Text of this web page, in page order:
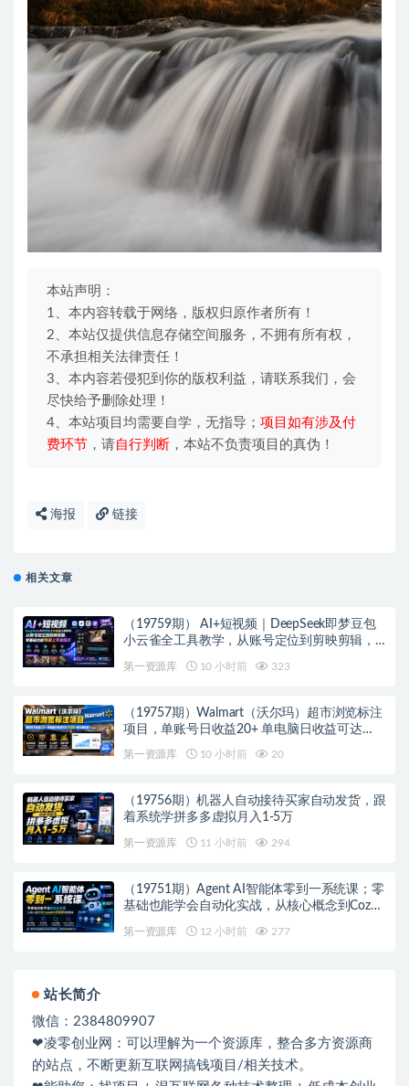
本站声明：
1、本内容转载于网络，版权归原作者所有！
2、本站仅提供信息存储空间服务，不拥有所有权，
不承担相关法律责任！
3、本内容若侵犯到你的版权利益，请联系我们，会
尽快给予删除处理！
4、本站项目均需要自学，无指导； 项目如有涉及付
费环节 ，请自行判断 ，本站不负责项目的真伪！
海报 链接
相关文章
（19759期） AI+短视频｜DeepSeek即梦豆包
小云雀全工具教学，从账号定位到剪映剪辑，
第一资源库 10 小时前 323
（19757期）Walmart（沃尔玛）超市浏览标注
项目，单账号日收益20+ 单电脑日收益可达
第一资源库 10 小时前 20
（19756期）机器人自动接待买家自动发货，跟
着系统学拼多多虚拟月入1-5万
第一资源库 11 小时前 294
（19751期）Agent AI智能体零到一系统课；零
基础也能学会自动化实战，从核心概念到Coze
第一资源库 12 小时前 277
站长简介
微信：2384809907
❤凌零创业网：可以理解为一个资源库，整合多方资源商
的站点，不断更新互联网搞钱项目/相关技术。